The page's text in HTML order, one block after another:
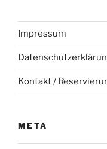
Impressum
Kontakt /
META